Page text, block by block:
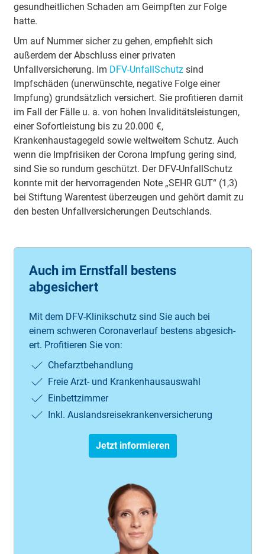
gesundheitlichen Schaden am Geimpften zur Folge
hatte.
Um auf Nummer sicher zu gehen, empfiehlt sich
außerdem der Abschluss einer privaten
Unfallversicherung. Im DFV-UnfallSchutzsind
Impfschäden (unerwünschte, negative Folge einer
Impfung) grundsätzlich versichert. Sie profitieren damit
im Fall der Fälle u. a. von hohen Invaliditätsleistungen,
einer Sofortleistung bis zu 20.000 €,
Krankenhaustagegeld sowie weltweitem Schutz. Auch
wenn die Impfrisiken der Corona Impfung gering sind,
sind Sie so rundum geschützt. Der DFV-UnfallSchutz
konnte mit der hervorragenden Note „SEHR GUT“ (1,3)
bei Stiftung Warentest überzeugen und gehört damit zu
den besten Unfallversicherungen Deutschlands.
Auch im Ernstfall bestens
abgesichert
Mit dem DFV-Kli­nik­schutz sind Sie auch bei
einem schweren Co­ro­na­ver­lauf bestens ab­ge­sich­
ert. Pro­fi­tie­ren Sie von:
Chef­arzt­be­hand­lung
Frei­e Arzt- und Kran­ken­haus­aus­wahl
Ein­bett­zim­mer
Inkl. Aus­lands­rei­se­krank­en­ver­sich­er­ung
Jetzt informieren